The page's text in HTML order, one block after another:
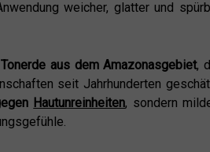
weicher, glatter und
aus dem Amazonasgebiet,
seit Jahrhunderten
Hautunreinheiten, sondern